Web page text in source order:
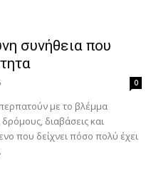
συνήθεια που
0
με το βλέμμα
διαβάσεις και
που δείχνει πόσο πολύ έχει